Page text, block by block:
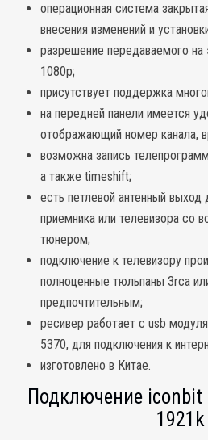
операционная система
внесения изменений и
разрешение передаваемого на
1080p;
присутствует поддержка
на передней панели имеется
отображающий номер канала,
возможна запись
а также timeshift;
есть петлевой антенный
приемника или телевизора со
тюнером;
подключение к телевизору
полноценные тюльпаны 3rca
предпочтительным;
ресивер работает с usb
5370, для подключения к
изготовлено в Китае.
Подключение iconbit
1921k